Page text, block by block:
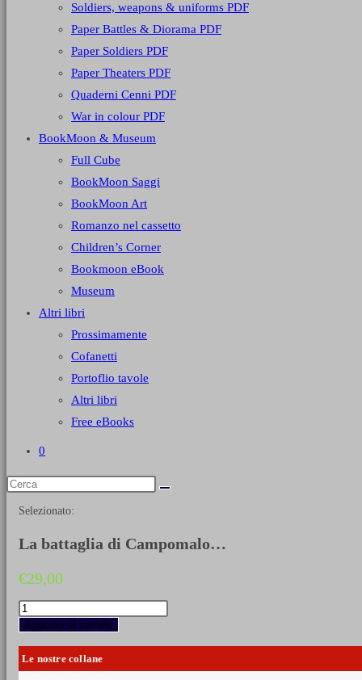
Soldiers, weapons & uniforms PDF
Paper Battles & Diorama PDF
Paper Soldiers PDF
Paper Theaters PDF
Quaderni Cenni PDF
War in colour PDF
BookMoon & Museum
Full Cube
BookMoon Saggi
BookMoon Art
Romanzo nel cassetto
Children’s Corner
Bookmoon eBook
Museum
Altri libri
Prossimamente
Cofanetti
Portoflio tavole
Altri libri
Free eBooks
0
Selezionato:
La battaglia di Campomalo…
€29,00
La
battaglia
di
Campomalo
e
Aggiungi al carrello
Le nostre collane